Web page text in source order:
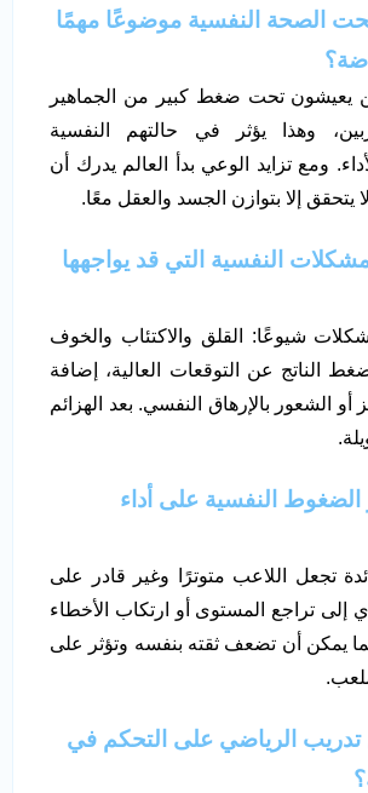
الصحة النفسية موضوعًا مهمًا
يعيشون تحت ضغط كبير من الجماهير
وهذا يؤثر في حالتهم النفسية
ومع تزايد الوعي بدأ العالم يدرك أن
يتحقق إلا بتوازن الجسد والعقل معًا.
النفسية التي قد يواجهها
شيوعًا: القلق والاكتئاب والخوف
الناتج عن التوقعات العالية، إضافة
أو الشعور بالإرهاق النفسي. بعد الهزائم
النفسية على أداء
تجعل اللاعب متوترًا وغير قادر على
إلى تراجع المستوى أو ارتكاب الأخطاء
يمكن أن تضعف ثقته بنفسه وتؤثر على
الرياضي على التحكم في